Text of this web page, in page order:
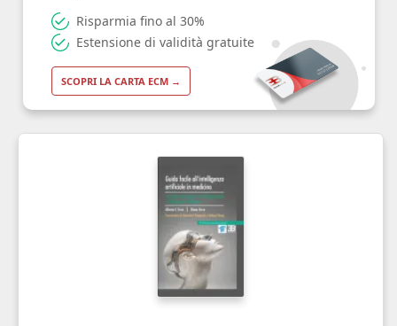
Risparmia fino al 30%
Estensione di validità gratuite
SCOPRI LA CARTA ECM →